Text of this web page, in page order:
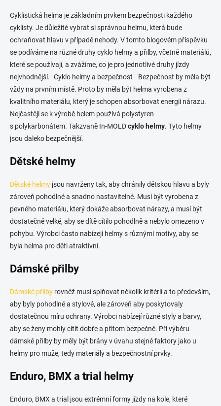
p
v
k
y
ý
p
i
u
v
á
n
Cyklistická helma je základním prvkem bezpečnosti každého
cyklisty. Je důležité vybrat si správnou helmu, která bude
ochraňovat hlavu v případě nehody. V tomto blogovém příspěvku
se podíváme na různé druhy cyklo helmy a přilby, včetně materiálů,
které se používají, a zvážíme, co je pro jednotlivé druhy jízdy
nejvhodnější. Cyklo helmy a bezpečnost Bezpečnost by měla být
vždy na prvním místě. Proto by měla být helma vyrobena z
kvalitního materiálu, který je schopen absorbovat energii nárazu.
Nejčastěji se k výrobě helem používá polystyren
s polykarbonátem. Takzvaně In-MOLDcyklo helmy. Tyto helmy
jsou daleko bezpečnější.
Dětské helmy
Dětské helmy jsou navrženy tak, aby chránily dětskou hlavu a byly
zároveň pohodlné a snadno nastavitelné. Musí být vyrobena z
pevného materiálu, který dokáže absorbovat nárazy, a musí být
dostatečně velké, aby se dítě cítilo pohodlně a nebylo omezeno v
pohybu. Výrobci často nabízejí helmy s různými motivy, aby se
byla helma pro děti atraktivní.
Dámské přilby
Dámské přilby rovněž musí splňovat několik kritérií a to především,
aby byly pohodlné a stylové, ale zároveň aby poskytovaly
dostatečnou míru ochrany. Výrobci nabízejí různé styly a barvy,
aby se ženy mohly cítit dobře a přitom bezpečně. Při výběru
dámské přilby by měly být brány v úvahu stejné faktory jako u
helmy pro muže, tedy materiály a bezpečnostní prvky.
Enduro, BMX a trial helmy
Enduro, BMX a trial jsou extrémní formy jízdy na kole, které